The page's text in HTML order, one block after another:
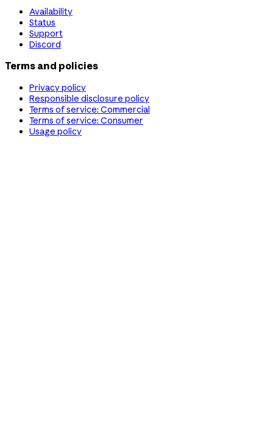
Availability
Status
Support
Discord
Terms and policies
Privacy policy
Responsible disclosure policy
Terms of service: Commercial
Terms of service: Consumer
Usage policy